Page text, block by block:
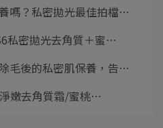
嗎？私密拋光最佳拍檔⋯
私密拋光去角質＋蜜⋯
毛後的私密肌保養，告⋯
嫩去角質霜/蜜桃⋯